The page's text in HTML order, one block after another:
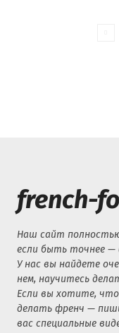
french-
Наш сайт
если быть точнее —
У нас вы найдете
нем, научитесь
Если вы хотите,
делать френч —
вас специальные